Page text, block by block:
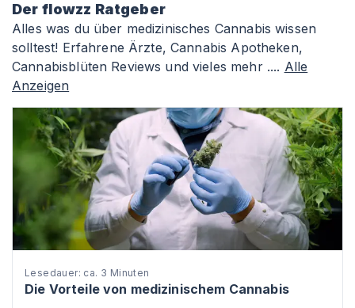
Der flowzz Ratgeber
Alles was du über medizinisches Cannabis wissen
solltest! Erfahrene Ärzte, Cannabis Apotheken,
Cannabisblüten Reviews und vieles mehr .... Alle
Anzeigen
Lesedauer: ca. 3 Minuten
Die Vorteile von medizinischem Cannabis